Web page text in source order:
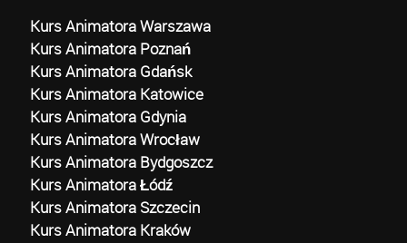
Kurs Animatora Warszawa
Kurs Animatora Poznań
Kurs Animatora Gdańsk
Kurs Animatora Katowice
Kurs Animatora Gdynia
Kurs Animatora Wrocław
Kurs Animatora Bydgoszcz
Kurs Animatora Łódź
Kurs Animatora Szczecin
Kurs Animatora Kraków